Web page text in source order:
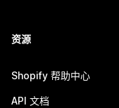
资源
Shopify 帮助中心
API 文档